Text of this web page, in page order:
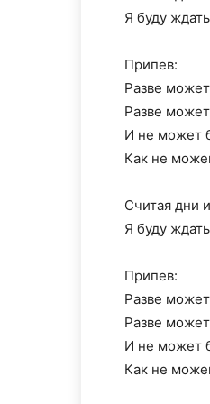
Я буду
Припев:
Разве
Разве
И не может
Как не
Считая дни
Я буду
Припев:
Разве
Разве
И не может
Как не